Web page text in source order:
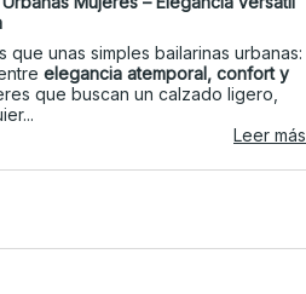
que unas simples bailarinas urbanas:
elegancia atemporal, confort y
que buscan un calzado ligero,
Leer más